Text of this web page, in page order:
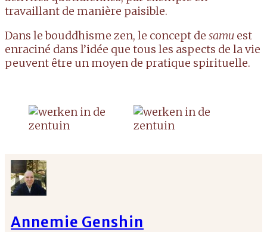
travaillant de manière paisible.
Dans le bouddhisme zen, le concept de samu est
enraciné dans l’idée que tous les aspects de la vie
peuvent être un moyen de pratique spirituelle.
Annemie Genshin